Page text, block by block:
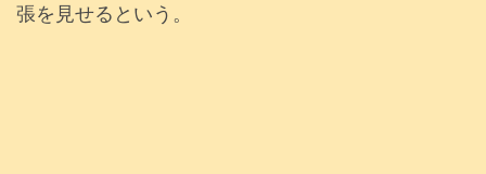
張を見せるという。